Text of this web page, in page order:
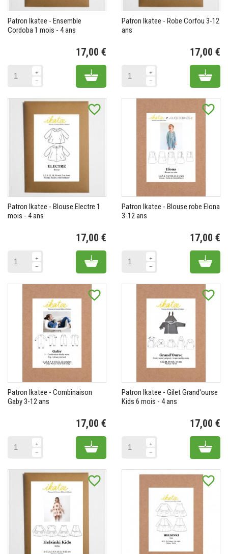
Patron Ikatee - Ensemble
Cordoba 1 mois - 4 ans
17,00 €
Add to cart
Patron Ikatee - Robe Corfou 3-12
ans
17,00 €
Add
favorite_border
Patron Ikatee - Blouse Electre 1
mois - 4 ans
17,00 €
Add to cart
favorite_border
Patron Ikatee - Blouse robe Elona
3-12 ans
17,00 €
Add
favorite_border
Patron Ikatee - Combinaison
Gaby 3-12 ans
17,00 €
Add to cart
favorite_border
Patron Ikatee - Gilet Grand'ourse
Kids 6 mois - 4 ans
17,00 €
Add
favorite_border favorite_border